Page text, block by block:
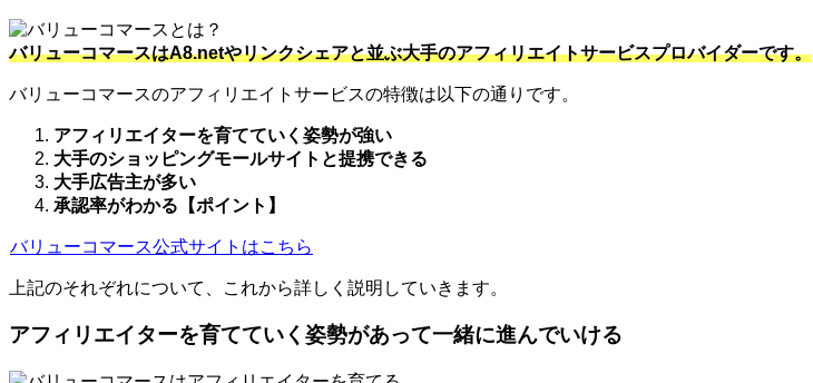
バリューコマースはA8.netやリンクシェアと並ぶ大手のアフィリエイトサービスプロバイダーです。
バリューコマースのアフィリエイトサービスの特徴は以下の通りです。
アフィリエイターを育てていく姿勢が強い
大手のショッピングモールサイトと提携できる
大手広告主が多い
承認率がわかる【ポイント】
バリューコマース公式サイトはこちら
上記のそれぞれについて、これから詳しく説明していきます。
アフィリエイターを育てていく姿勢があって一緒に進んでいける